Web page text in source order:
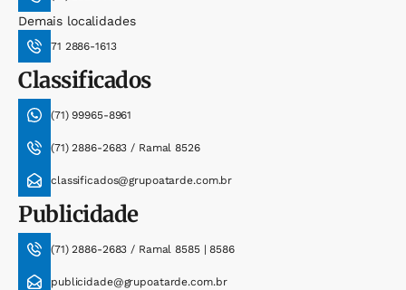
Demais localidades
71 2886-1613
Classificados
(71) 99965-8961
(71) 2886-2683 / Ramal 8526
classificados@grupoatarde.com.br
Publicidade
(71) 2886-2683 / Ramal 8585 | 8586
publicidade@grupoatarde.com.br